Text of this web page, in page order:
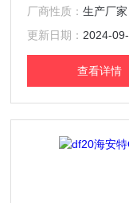
与供气阀连接，新式呼
音膜（侧面传音膜
带调节简
厂商性质：生产厂家
更新日期： 2024-
查看详情